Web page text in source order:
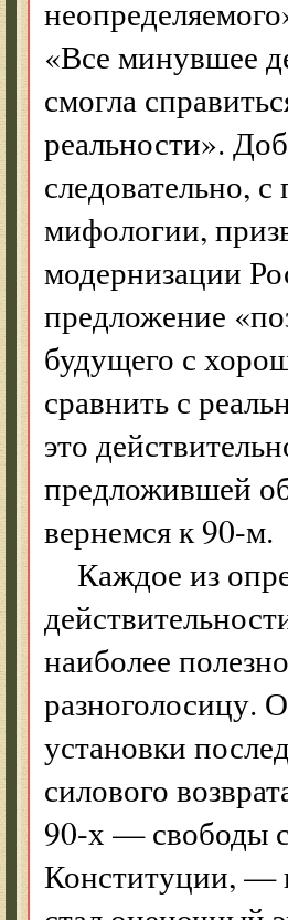
«Все минувшее
смогла
реальности».
следовательно,
мифологии,
модернизации
предложение
будущего с
сравнить с
это
предложившей
вернемся к 90-м.
Каждое из
наиболее
разноголосицу.
установки
силового
90-х — свободы
Конституции, —